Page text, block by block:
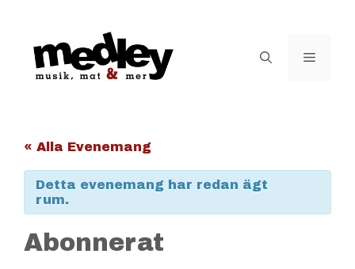
Meny
« Alla Evenemang
Detta evenemang har redan ägt
rum.
Abonnerat